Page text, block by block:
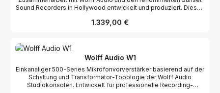
aus und wir glauben, es wird schnell Ihr neuer Favorit.
Sound Recorders in Hollywood entwickelt und produziert. Dieses
und Gründer von Sunset Sound, dessen originaler Vorverstärker
gemeinsam mit Tutti Camaratas Sohn, Paul Camarata, diese
500er-Serie-Version des berühmten Klassikers mit höchster
Sorgfalt und Liebe zum Detail. Um den originalen Klang
authentisch nachzubilden, wurde auch Cinemag-Transformator-
Designer David Geren eingebunden, der bereits die
ursprünglichen Transformatoren entwickelt hatte. Der Tutti
Regulärer Preis:
1.339,00 €
Wolff Audio W1
Einkanaliger 500-Series Mikrofonvorverstärker basierend auf der
Schaltung und Transformator-Topologie der Wolff Audio
Studiokonsolen. Entwickelt für professionelle Recording-